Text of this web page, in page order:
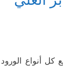
أنواع الورود